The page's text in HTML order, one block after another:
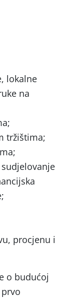
lokalne
na
tržištima;
procjenu i
o budućoj